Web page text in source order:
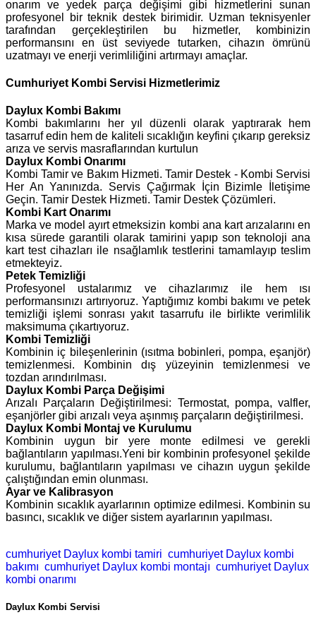
onarım ve yedek parça değişimi gibi hizmetlerini sunan
profesyonel bir teknik destek birimidir. Uzman teknisyenler
tarafından gerçekleştirilen bu hizmetler, kombinizin
performansını en üst seviyede tutarken, cihazın ömrünü
uzatmayı ve enerji verimliliğini artırmayı amaçlar.
Cumhuriyet Kombi Servisi Hizmetlerimiz
Daylux Kombi Bakımı
Kombi bakımlarını her yıl düzenli olarak yaptırarak hem
tasarruf edin hem de kaliteli sıcaklığın keyfini çıkarıp gereksiz
arıza ve servis masraflarından kurtulun
Daylux Kombi Onarımı
Kombi Tamir ve Bakım Hizmeti. Tamir Destek - Kombi Servisi
Her An Yanınızda. Servis Çağırmak İçin Bizimle İletişime
Geçin. Tamir Destek Hizmeti. Tamir Destek Çözümleri.
Kombi Kart Onarımı
Marka ve model ayırt etmeksizin kombi ana kart arızalarını en
kısa sürede garantili olarak tamirini yapıp son teknoloji ana
kart test cihazları ile nsağlamlık testlerini tamamlayıp teslim
etmekteyiz.
Petek Temizliği
Profesyonel ustalarımız ve cihazlarımız ile hem ısı
performansınızı artırıyoruz. Yaptığımız kombi bakımı ve petek
temizliği işlemi sonrası yakıt tasarrufu ile birlikte verimlilik
maksimuma çıkartıyoruz.
Kombi Temizliği
Kombinin iç bileşenlerinin (ısıtma bobinleri, pompa, eşanjör)
temizlenmesi. Kombinin dış yüzeyinin temizlenmesi ve
tozdan arındırılması.
Daylux Kombi Parça Değişimi
Arızalı Parçaların Değiştirilmesi: Termostat, pompa, valfler,
eşanjörler gibi arızalı veya aşınmış parçaların değiştirilmesi.
Daylux Kombi Montaj ve Kurulumu
Kombinin uygun bir yere monte edilmesi ve gerekli
bağlantıların yapılması.Yeni bir kombinin profesyonel şekilde
kurulumu, bağlantıların yapılması ve cihazın uygun şekilde
çalıştığından emin olunması.
Ayar ve Kalibrasyon
Kombinin sıcaklık ayarlarının optimize edilmesi. Kombinin su
basıncı, sıcaklık ve diğer sistem ayarlarının yapılması.
cumhuriyet Daylux kombi tamiri cumhuriyet Daylux kombi
bakımı cumhuriyet Daylux kombi montajı cumhuriyet Daylux
kombi onarımı
Daylux Kombi Servisi